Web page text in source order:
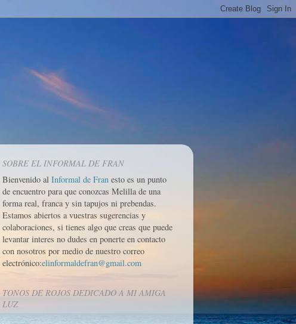
SOBRE EL INFORMAL DE FRAN
Bienvenido al Informal de Fran esto es un punto
de encuentro para que conozcas Melilla de una
forma real, franca y sin tapujos ni prebendas.
Estamos abiertos a vuestras sugerencias y
colaboraciones, si tienes algo que creas que puede
levantar interes no dudes en ponerte en contacto
con nosotros por medio de nuestro correo
electrónico:elinformaldefran@gmail.com
TONOS DE ROJOS DEDICADO A MI AMIGA
LUZ